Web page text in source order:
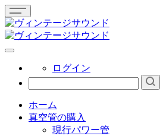
ログイン
ホーム
真空管の購入
現行パワー管